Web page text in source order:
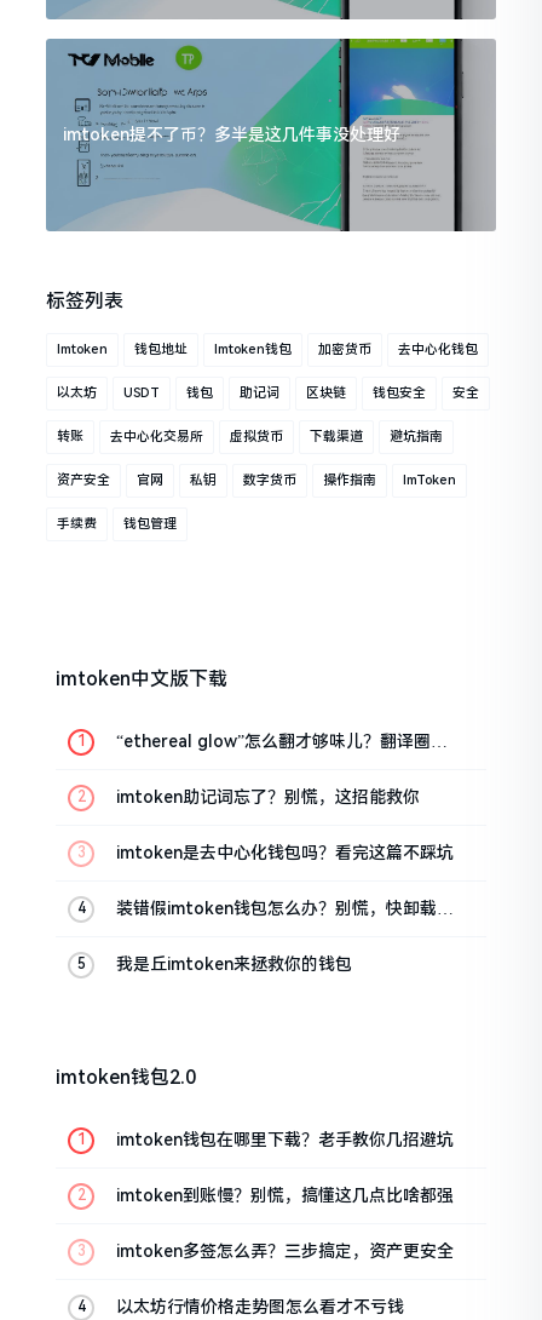
imtoken提不了币？多半是这几件事没处理好
标签列表
Imtoken 钱包地址 Imtoken钱包 加密货币 去中心化钱包
以太坊 USDT 钱包 助记词 区块链 钱包安全 安全
转账 去中心化交易所 虚拟货币 下载渠道 避坑指南
资产安全 官网 私钥 数字货币 操作指南 ImToken
手续费 钱包管理
imtoken中文版下载
“ethereal glow”怎么翻才够味儿？翻译圈老
imtoken助记词忘了？别慌，这招能救你
imtoken是去中心化钱包吗？看完这篇不踩坑
装错假imtoken钱包怎么办？别慌，快卸载，
我是丘imtoken来拯救你的钱包
imtoken钱包2.0
imtoken钱包在哪里下载？老手教你几招避坑
imtoken到账慢？别慌，搞懂这几点比啥都强
imtoken多签怎么弄？三步搞定，资产更安全
以太坊行情价格走势图怎么看才不亏钱